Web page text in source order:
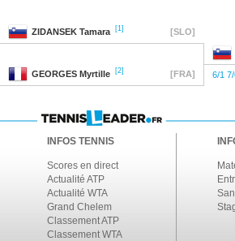
ZIDANSEK Tamara [1] [SLO]
GEORGES Myrtille [2] [FRA] 6/1
INFOS TENNIS
Scores en direct
Actualité ATP
Actualité WTA
Grand Chelem
Classement ATP
Classement WTA